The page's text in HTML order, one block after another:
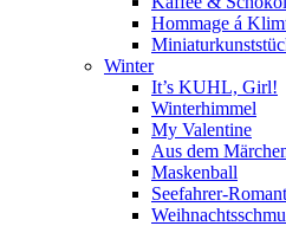
Hommage á
Winter
It’s KUHL, Girl!
Winterhimmel
My Valentine
Aus dem
Maskenball
Seefahrer-